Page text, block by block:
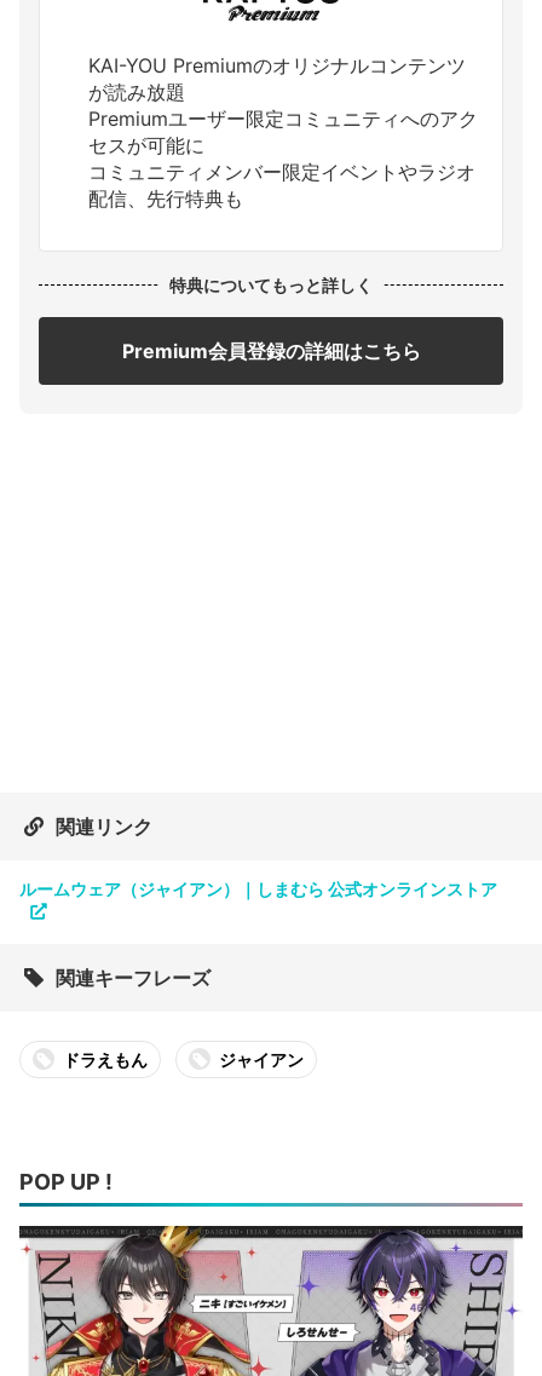
KAI-YOU Premiumのオリジナルコンテンツ
が読み放題
Premiumユーザー限定コミュニティへのアク
セスが可能に
コミュニティメンバー限定イベントやラジオ
配信、先行特典も
特典についてもっと詳しく
Premium会員登録の詳細はこちら
関連リンク
ルームウェア（ジャイアン）｜しまむら 公式オンラインストア
関連キーフレーズ
ドラえもん ジャイアン
POP UP !